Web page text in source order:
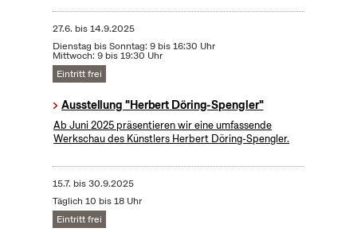
27.6. bis14.9.2025
Dienstag bis Sonntag: 9 bis 16:30 Uhr
Mittwoch: 9 bis 19:30 Uhr
Eintritt frei
Ausstellung "Herbert Döring-Spengler"
Ab Juni 2025 präsentieren wir eine umfassende
Werkschau des Künstlers Herbert Döring-Spengler.
15.7. bis30.9.2025
Täglich 10 bis 18 Uhr
Eintritt frei